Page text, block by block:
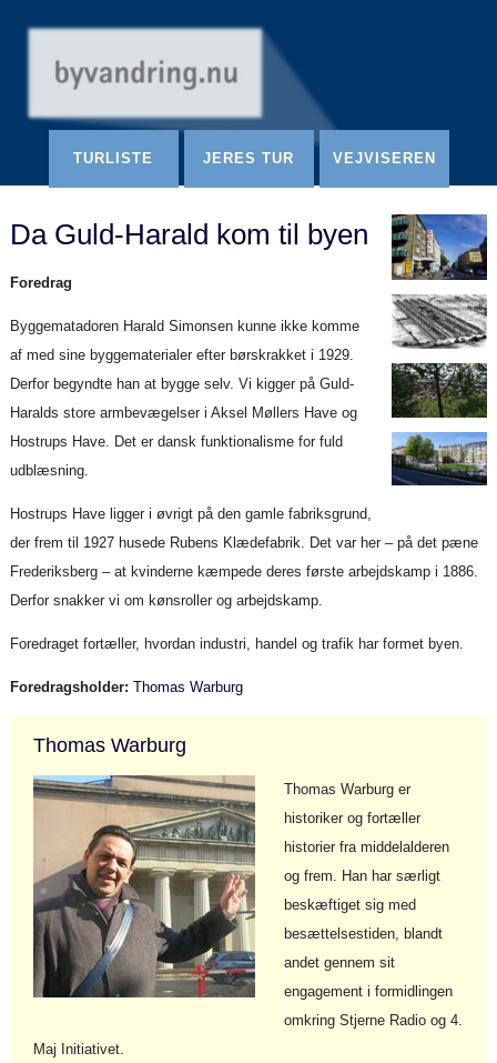
TURLISTE JERES TUR VEJVISEREN
Da Guld-Harald kom til byen
Foredrag
Byggematadoren Harald Simonsen kunne ikke komme
af med sine byggematerialer efter børskrakket i 1929.
Derfor begyndte han at bygge selv. Vi kigger på Guld-
Haralds store armbevægelser i Aksel Møllers Have og
Hostrups Have. Det er dansk funktionalisme for fuld
udblæsning.
Hostrups Have ligger i øvrigt på den gamle fabriksgrund,
der frem til 1927 husede Rubens Klædefabrik. Det var her – på det pæne
Frederiksberg – at kvinderne kæmpede deres første arbejdskamp i 1886.
Derfor snakker vi om kønsroller og arbejdskamp.
Foredraget fortæller, hvordan industri, handel og trafik har formet byen.
Foredragsholder: Thomas Warburg
Thomas Warburg
Thomas Warburg er
historiker og fortæller
historier fra middelalderen
og frem. Han har særligt
beskæftiget sig med
besættelsestiden, blandt
andet gennem sit
engagement i formidlingen
omkring Stjerne Radio og 4.
Maj Initiativet.